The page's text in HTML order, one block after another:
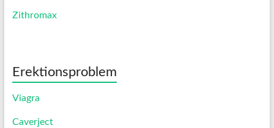
Zithromax
Erektionsproblem
Viagra
Caverject